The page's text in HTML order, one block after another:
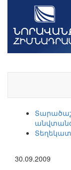
30.09.2009